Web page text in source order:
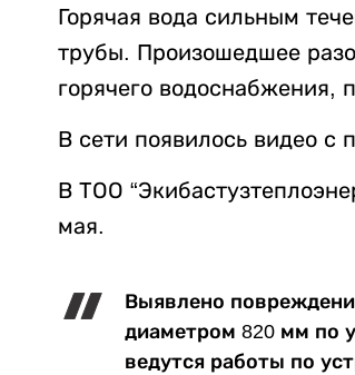
Горячая вода сильным
трубы. Произошедшее
горячего водоснабжения,
В сети появилось видео
В ТОО
мая.
Выявлено
диаметром 820 мм по
ведутся работы по